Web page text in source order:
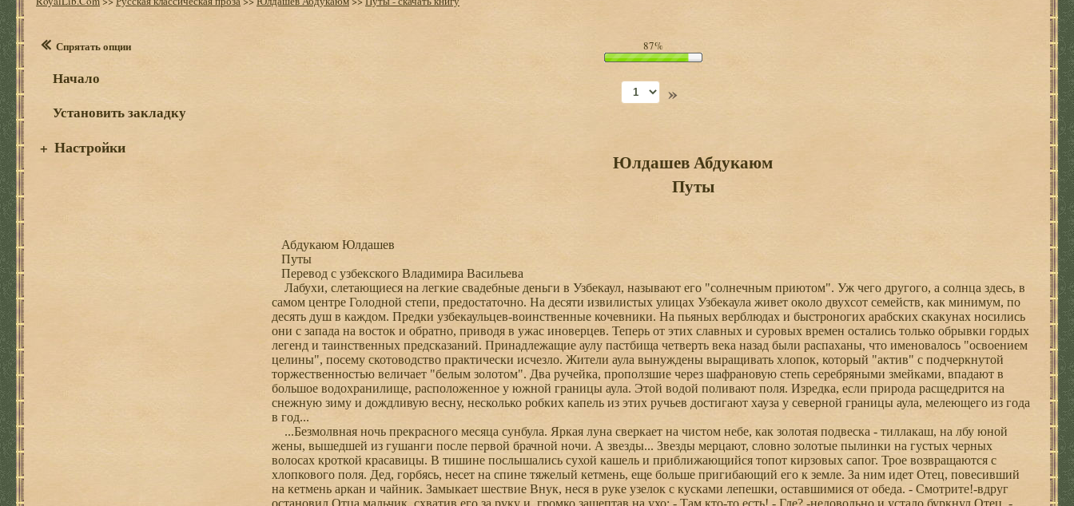
Спрятать опции
Начало
Установить закладку
+ Настройки
87%
»
Юлдашев Абдукаюм
Путы
Абдукаюм Юлдашев
Путы
Перевод с узбекского Владимира Васильева
Лабухи, слетающиеся на легкие свадебные деньги в Узбекаул, называют его "солнечным приютом". Уж чего другого, а солнца здесь, в
самом центре Голодной степи, предостаточно. На десяти извилистых улицах Узбекаула живет около двухсот семейств, как минимум, по
десять душ в каждом. Предки узбекаульцев-воинственные кочевники. На пьяных верблюдах и быстроногих арабских скакунах носились
они с запада на восток и обратно, приводя в ужас иноверцев. Теперь от этих славных и суровых времен остались только обрывки гордых
легенд и таинственных предсказаний. Принадлежащие аулу пастбища четверть века назад были распаханы, что именовалось "освоением
целины", посему скотоводство практически исчезло. Жители аула вынуждены выращивать хлопок, который "актив" с подчеркнутой
торжественностью величает "белым золотом". Два ручейка, проползшие через шафрановую степь серебряными змейками, впадают в
большое водохранилище, расположенное у южной границы аула. Этой водой поливают поля. Изредка, если природа расщедрится на
снежную зиму и дождливую весну, несколько робких капель из этих ручьев достигают хауза у северной границы аула, мелеющего из года
в год...
...Безмолвная ночь прекрасного месяца сунбула. Яркая луна сверкает на чистом небе, как золотая подвеска - тиллакаш, на лбу юной жены, вышедшей из гушанги после первой брачной ночи. А звезды... Звезды мерцают, словно золотые пылинки на густых черных волосах кроткой красавицы. В тишине послышались сухой кашель и приближающийся топот кирзовых сапог. Трое возвращаются с хлопкового поля. Дед, горбясь, несет на спине тяжелый кетмень, еще больше пригибающий его к земле. За ним идет Отец, повесивший на кетмень аркан и чайник. Замыкает шествие Внук, неся в руке узелок с кусками лепешки, оставшимися от обеда. - Смотрите!-вдруг остановил Отца мальчик, схватив его за руку и. громко зашептав на ухо: - Там кто-то есть! - Где? -недовольно и устало буркнул Отец. - Вон, - указал мальчик в сторону большой чинары в тридцати -сорока шагах справа. Там что-то белело. - Обойти бы надо, - все так же недовольно пробурчал Отец. Но Дед уже поравнялся с чинарой и волей-неволей пришлось его догонять. Дед шел, не поднимая головы и ничего не замечая., А Внук обежал чинару и крикнул; - Отец, это Женщина! От неожиданного крика Дед вздрогнул, остановился, с трудом выпрямился и поднял голову. Отец, непрестанно и неразборчиво ворча, приблизился к чинаре. А там... Там лежала Женщина. На ней было платье из тонкого нежного шелка чистейшей белизны, похожее на оперение лебедя, убитого лебедя. Длинные густые черные волосы обрамляли белый мрамор ее нежного лица, на правой щеке черной звездочкой взошла еле приметная родинка, алые, чуть приоткрытые губы пылали, словно свежераспустившийся бутон розы, а тонкие, четкие, как крылья ласточки, брови завершали облик Восточной Красавицы, словно сошедшей с миниатюр великого Бехзада. Она была ослепительно, ошеломляюще прекрасна! - Нечистая сила, - вдруг испуганно забормотал Дед.- Козни Шайтана! Облизывая пересохшие губы, Отец прохрипел глухим, севшим голосом: - Вчера на аэродроме видел несколько чужих женщин. Из них, наверное... Эх, лучше бы мы шли своей дорогой!.. - Да, да,- закивал Дед,- надо идти. Лучше остаться без ужина, чем лишиться покоя... Где появляется женши-на - жди беды. Надо, надо идти... Внук, дрожа как в лихорадке, опустился на колени и, наклонившись, приложил ухо к груди Женщины. - Бьется... Сердце бьется... Еле слышно... В этот момент губы Женщины задрожали, как лепестки розы от порыва ветра, и с чуть слышным стоном она выдохнула: - Воды... Отец бросился к каналу, но, вспомнив про сегодняшнюю дефолиацию, с полпути вернулся обратно. Хорошо, в чайнике оказалось несколько капель мутной желтой воды. С трудом проглотив эту воду, Женщина попыталась сесть, отталкиваясь от земли слабой, дрожащей рукой. Одновременно другой рукой она поспешно сжала расстегнутый ворот платья. До сих пор никто не обратил на эту деталь внимания. Теперь же Дед и Отец в замешательстве попятились, словно совершили что-то неприличное, и смущенно пытались спрятать куда-нибудь свои грязные руки. Лишь Внук продолжал старательно помогать Женщине. Наконец, глубоко дыша, она прислонилась к чинаре. Несколько минут прошло в молчании. - Спасибо вам, дорогие, - произнесла вдруг Женщина чуть слышно. Отец вздрогнул, словно его коснулся свежий ветерок. Этот нежный голос воскресил в его заскорузлой от пота памяти божественные мгновения, которые (о счастье!) все же выпадали на его долю. И он, не в силах удержать неожиданных слезинок, с горечью отвернулся. Дед опять закашлялся. Внук, не отрывая восхищенного взгляда, смотрел на Женщину. - Вы кто? - спросил он. - Я Женщина, - грустно ответила она. Дед в замешательстве вынул из кармана скомканный платок и вытер лоб. - Может быть, доктора позвать? - решился, наконец, спросить он. Женщина отрицательно покачала головой. - Может, еще какая помощь нужна? - совсем осмелел Дед. Женщина опять молча отказалась. - Тогда... Мы пойдем, - сказал Отец. - Устали. Пора отдыхать. - Я вас узнал, узнал... - вдруг покраснев, заикаясь, заговорил Внук. - Я вас видел раньше... или в телевизоре. . в балете... или... или... во сне... Отец сделал несколько решительных шагов к дороге. - Если вам необходимо куда-то идти... - остановился он.- Если вас нужно проводить... Женщина, понуро покачав головой, отказалась. - От дурного запаха закружилась голова, и вот... Я вам очень признательна... - Тогда... мы пошли,-- пробормотал Дед. - Будьте здоровы. Я не забуду вашу доброту. Да благословит вас Бог. Первым стронулся Дед. За ним, тяжело переставляя ноги, словно отлитые из свинца, двинулся Отец. Внук в нерешительности стоял на месте. Вдруг Женщина встала одним легким движением, как будто распрямилась упругая пружина. Внук видел, что она хочет что-то сказать, но не решается. И все же решилась: - Постойте, уважаемые... Вы... Вы летать не хотите? - Что-о?! - Дед и Отец, как по команде, остановились и разом оглянулись. Женщина, спеша продемонстрировать, торопливо взмахнула руками. - Вот, смотрите... Вот так... Смотрите... - И она взлетела! То есть плавно поднялась до верхушки чинары и так же плавно опустилась точно на то место, с которого взлетела. Дед, в ужасе воскликнув: "О, Аллах!", крепко закрыл глаза и быстро, словно спасаясь, забормотал молитву. Отец, остолбенев, разинул рот и стоял, забыв его закрыть. А внук, восторженно подпрыгивая и хлопая" в ладоши, во весь голос кричал: "Полетела! Полетела! Полетела!" - Жодугар это! Ведьма, ведьма!.. Молитесь, дети мои, пусть это нерожденное женщиной исчадие преисподней исчезнет с глаз! Молитесь! Ла илаха иллаллаху... Старик был в истерике. Женщина пристально посмотрела на него, приковав к себе его взгляд. - Дедушка, дедушка, милый дедушка, - заговорила она своим чарующим голосом. - Забудьте о нечистой силе, поверьте: летать - это очень просто. Вот смотрите,- босоногая Женщина прошла по пыльной дороге, не касаясь ее, так, что ни одна пылинка не шелохнулась. - Дедушка, расслабьтесь, почувствуйте себя свободным, представьте, что вы сейчас в постели из мягких невесомых облаков... Думайте о том, как прекрасна наша Земля, когда смотришь на нее с высоты... Вы - птица, летящая под облаками... Вы протягиваете руку и собираете горсти жемчужных звезд... Вот... Вот!.. Великое Солнце подхватывает вас горячими лучами и поднимает выше, выше, выше!.. Под вашими ногами лениво проплывают облака, а вы все продолжаете подниматься... Вот и огненный шар Солнца пролетает мимо и остается где-то позади, а вас подхватывают лучи других солнц Великой Вселенной, несущей в себе восемнадцать тысяч миров, подобных Земле... Летите же, дедушка! Летите!.. Хотя бы на несколько мгновений оторвитесь от этой грешной земли... Летите! Ведь у вас легкая ноша, вы - перышко филина, вы лепесток, который даже слабый ветерок высоко-высоко поднимает в своих ладошках. Летите же!.. Но Дед, словно столб, стоял на месте и даже не шелохнулся. Женщина растерялась. - О чем вы думаете?! -с тоской спросила она. - Все о том же, - покорно признался Дед. - Поскорее бы добраться до дома, перекусить чего-нибудь... и спать... спать... Завтра у нас так много работы... Женщина резко отвернулась и бесшумными быстрыми шагами приблизилась к Отцу. - Отец, думайте обо мне, что угодно, но верьте моим словам... Я прошу Вас. Бросьте это барахло, которое сковало ваши руки, забудьте мелочные заботы, не стоящие ломаного гроша. Станьте свободным!.. Ведь в старину мужчину не считали мужчиной, если он даже в родном ауле ходит, рабски согнув спину. А ну-ка, распрямите спину, расправьте плечи, дышите глубоко и свободно! Вы свободный человек!.. Когда-то в молодости вы стремились улететь в Неведомое. Помните?.. Летите же теперь! Летите! Оно ждет вас... Ваши обрезанные -крылья отросли вновь. Летите!.. Человек создан для полета! И да будет благословенно то священное мгновение, которое подарило вам счастье полета!.. И в этот момент... В этот момент кетмень выскользнул из рук Отца и со звоном упал на землю вместе с чайником и арканом. А сам Отец поднялся метра на два над землей, словно его подняли на невидимой веревочке, и тут же опустился на прежнее место. Но не упал, не пошатнулся. - Отец летает!-радостно воскликнул Внук. - О чем вы думали?! - со слезами на глазах спросила Женщина. Растерянно переводящий взгляд с земли на небо и обратно Отец уныло пробормотал себе под нос: - Все о том же... У нас во дворе всего одна корова, а я сегодня не смог накосить травы даже на два снопа - все обработано химикатами. Не знаю, как теперь встретит жена... Младшему скоро исполнится шесть лет, а мы до сих пор не сделали обрезание... Наверное, завтра-послезавтра придется просить взаймы тысячи две у заведующего хлоппунктом... Старший скоро вернется из армии, надо готовиться к свадьбе, опять нужны деньги, деньги... Женщина вдруг схватилась за грудь, словно пуля попала ей в сердце, побледнела и, шатаясь, повернулась к Внуку. Упала на колени и, рыдая, стала умолять: - Лети, деточка, лети, мальчик ты мой! Хоть ты... Ни о чем не думай, ни на что не оглядывайся... Ведь ты еще совсем ребенок, чистый, как ангел... Тебя еще ничто не приковывает к этой земле. Ты свободен! Лети же, мальчик мой, лети!.. И Внук полетел. Женщина стояла на коленях, не отрывая глаз от взлетающего мальчика, и рыдала, и смеялась, и молила, и молилась... - Лети, мальчик мой, лети! Я знала, я верила, я надеялась. Ведь человек рожден для полета! Лети, дитя, мое, не бойся! Ты - Свободный Человек... - Верни его! - закричал Дед, злобно выпучив глаза. - Сейчас улетит! Держи его! - Ну... по-моему... он попал в плен, сам того не желая... - нерешительно мямлил Отец. - Ерунда! - отмахнулся Дед. - В плен попадают только предатели! Забыл? Отец вытянулся по стойке "смирно". - Так точно. В тот момент, когда на наших бескрайних полях идет невиданный бой за "белое золото", этот бесстыжий пацан, этот предатель... - Видимо, в Отце в этот момент пробудился его далекий предок, потому что он, не думая о том, что делает, впервые в жизни ловко метнул аркан вслед улетающему сыну. Аркан летел, подобно змее выпрямляясь и удлиняясь в полете и, наконец, пастью петли вцепился в ногу мал